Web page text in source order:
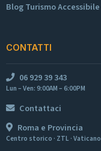
Blog Turismo Accessibile
CONTATTI
06 929 39 343
Lun – Ven: 9:00AM – 6:00PM
Contattaci
Roma e Provincia
Centro storico · ZTL · Vaticano